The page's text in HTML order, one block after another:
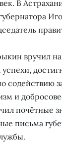
В
вручил
содействию
и
почётные
письма